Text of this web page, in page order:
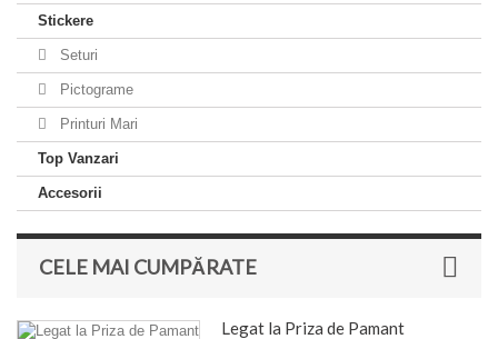
Stickere
Seturi
Pictograme
Printuri Mari
Top Vanzari
Accesorii
CELE MAI CUMPĂRATE
Legat la Priza de Pamant